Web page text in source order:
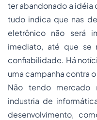
ter abandonado a idéia
tudo indica que nas
eletrônico não será
imediato, até que se
confiabilidade. Há
uma campanha contra
Não tendo mercado
industria de
desenvolvimento,